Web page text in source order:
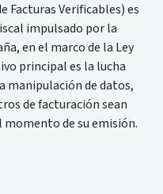
Facturas Verificables) es
impulsado por la
en el marco de la Ley
principal es la lucha
manipulación de datos,
de facturación sean
de su emisión.